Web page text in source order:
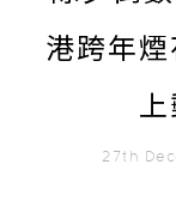
港跨年
27th